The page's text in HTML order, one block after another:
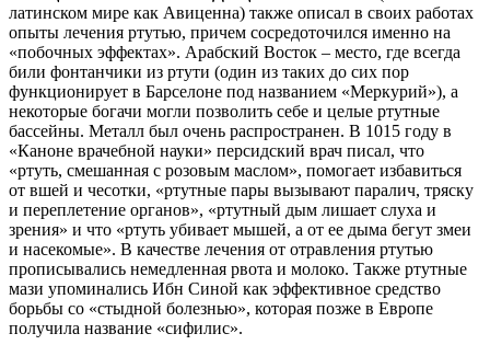
латинском мире как Авиценна) также описал в своих работах
опыты лечения ртутью, причем сосредоточился именно на
«побочных эффектах». Арабский Восток – место, где всегда
били фонтанчики из ртути (один из таких до сих пор
функционирует в Барселоне под названием «Меркурий»), а
некоторые богачи могли позволить себе и целые ртутные
бассейны. Металл был очень распространен. В 1015 году в
«Каноне врачебной науки» персидский врач писал, что
«ртуть, смешанная с розовым маслом», помогает избавиться
от вшей и чесотки, «ртутные пары вызывают паралич, тряску
и переплетение органов», «ртутный дым лишает слуха и
зрения» и что «ртуть убивает мышей, а от ее дыма бегут змеи
и насекомые». В качестве лечения от отравления ртутью
прописывались немедленная рвота и молоко. Также ртутные
мази упоминались Ибн Синой как эффективное средство
борьбы со «стыдной болезнью», которая позже в Европе
получила название «сифилис».